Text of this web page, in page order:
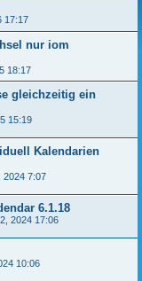
17:17
nur iom
18:17
gleichzeitig ein
15:19
Kalendarien
2024 7:07
6.1.18
2024 17:06
10:06